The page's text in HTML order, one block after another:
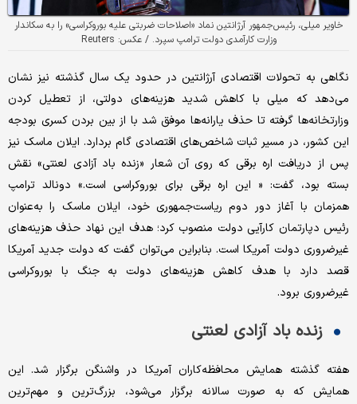
خاویر میلی، رئیس‌جمهور آرژانتین نماد «اصلاحات ضربتی علیه بوروکراسی» را به سکاندار
وزارت کارآمدی دولت ترامپ سپرد. / عکس: Reuters
نگاهی به تحولات اقتصادی آرژانتین در حدود یک سال گذشته نیز نشان
می‌دهد که میلی با کاهش شدید هزینه‌های دولتی، از تعطیل کردن
وزارتخانه‌ها گرفته تا حذف یارانه‌ها موفق شد با از بین بردن کسری بودجه
این کشور، در مسیر ثبات شاخص‌های اقتصادی گام بردارد. ایلان ماسک نیز
پس از دریافت اره برقی که روی آن شعار «زنده باد آزادی لعنتی» نقش
بسته بود، گفت: « این اره برقی برای بوروکراسی است.» دونالد ترامپ
همزمان با آغاز دور دوم ریاست‌جمهوری خود، ایلان ماسک را به‌عنوان
رئیس دپارتمان کارآیی دولت منصوب کرد؛ هدف این نهاد حذف هزینه‌های
غیرضروری دولت آمریکا است. بنابراین می‌توان گفت که دولت جدید آمریکا
قصد دارد با هدف کاهش هزینه‌های دولت به جنگ با بوروکراسی
غیرضروری برود.
زنده باد آزادی لعنتی
هفته گذشته همایش محافظه‌کاران آمریکا در واشنگن برگزار شد. این
همایش که به صورت سالانه برگزار می‌شود، بزرگ‌ترین و مهم‌ترین